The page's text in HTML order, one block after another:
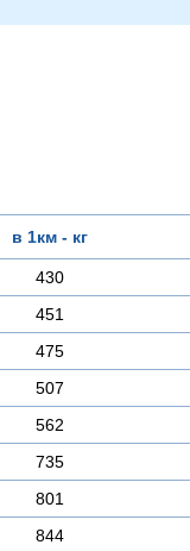
в 1км - кг
430
451
475
507
562
735
801
844